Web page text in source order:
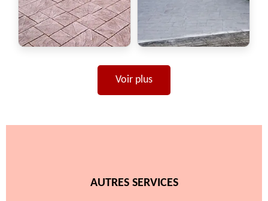
Voir plus
AUTRES SERVICES